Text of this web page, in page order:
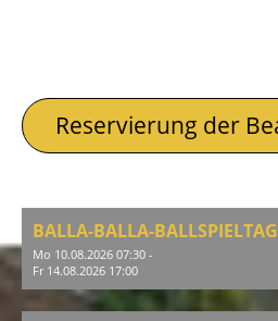
Reservierung der
BALLA-BALLA-
Mo 10.08.2026 07:30 -
Fr 14.08.2026 17:00